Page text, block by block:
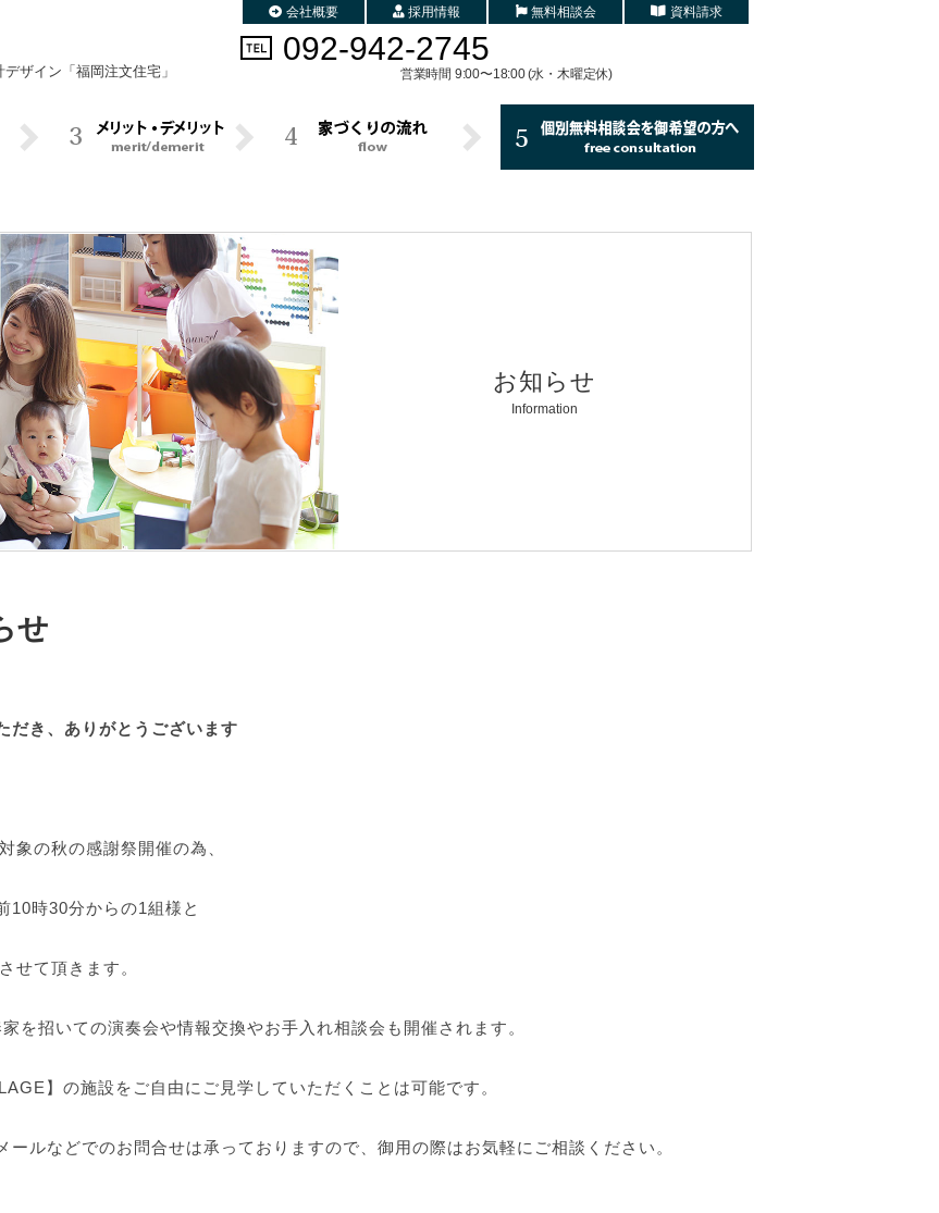
デザイン 「福岡注文住宅」
会社概要 採用情報 無料相談会 資料請求
092-942-2745
営業時間 9:00〜18:00 (水・木曜定休)
お知らせ
Information
せ
だき、ありがとうございます
象の秋の感謝祭開催の為、
10時30分からの1組様と
せて頂きます。
を招いての演奏会や情報交換やお手入れ相談会も開催されます。
】の施設をご自由にご見学していただくことは可能です。
ルなどでのお問合せは承っておりますので、御用の際はお気軽にご相談ください。